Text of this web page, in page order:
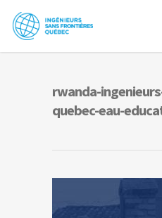
rwanda-
quebec-eau-